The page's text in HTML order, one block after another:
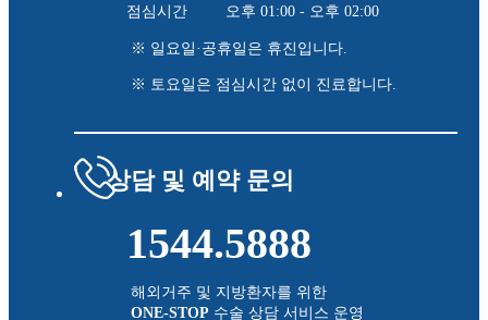
점심시간
오후 01:00 - 오후 02:00
※ 일요일·공휴일은 휴진입니다.
※ 토요일은 점심시간 없이 진료합니다.
상담 및 예약 문의
1544.5888
해외거주 및 지방환자를 위한
ONE-STOP 수술 상담 서비스 운영